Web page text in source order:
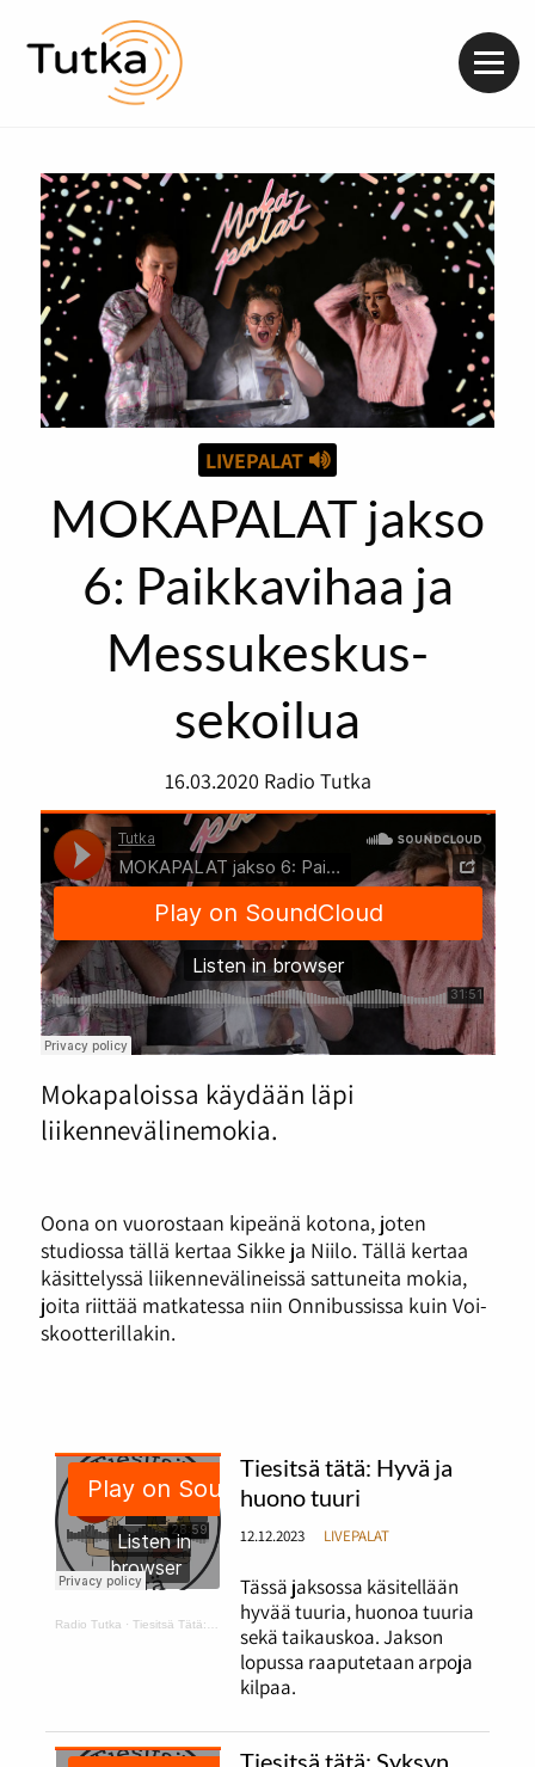
LIVEPALAT
MOKAPALAT jakso
6: Paikkavihaa ja
Messukeskus-
sekoilua
16.03.2020 Radio Tutka
Mokapaloissa käydään läpi
liikennevälinemokia.
Oona on vuorostaan kipeänä kotona, joten
studiossa tällä kertaa Sikke ja Niilo. Tällä kertaa
käsittelyssä liikennevälineissä sattuneita mokia,
joita riittää matkatessa niin Onnibussissa kuin Voi-
skootterillakin.
Radio Tutka ·Tiesitsä Tätä: hyvä ja huono tuuri
Tiesitsä tätä: Hyvä ja
huono tuuri
12.12.2023 LIVEPALAT
Tässä jaksossa käsitellään
hyvää tuuria, huonoa tuuria
sekä taikauskoa. Jakson
lopussa raaputetaan arpoja
kilpaa.